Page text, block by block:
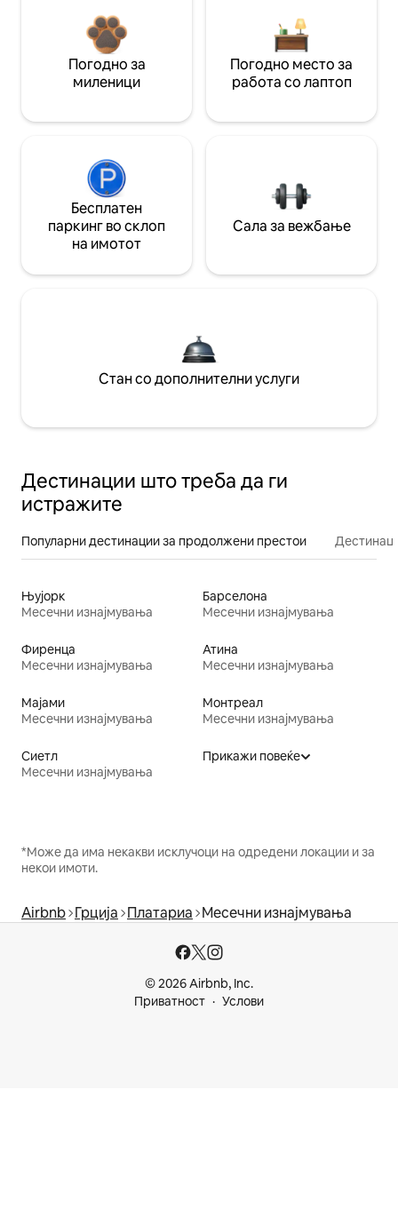
Погодно за
миленици
Погодно место за
работа со лаптоп
Бесплатен
паркинг во склоп
на имотот
Сала за вежбање
Стан со дополнителни услуги
Дестинации што треба да ги
истражите
Популарни дестинации за продолжени престои
Њујорк
Месечни изнајмувања
Барселона
Месечни изнајмувања
Фиренца
Месечни изнајмувања
Атина
Месечни изнајмувања
Мајами
Месечни изнајмувања
Монтреал
Месечни изнајмувања
Сиетл
Месечни изнајмувања
Прикажи повеќе
*Може да има некакви исклучоци на одредени локации и за
некои имоти.
Airbnb Грција Платариа Месечни изнајмувања
© 2026 Airbnb, Inc.
Приватност
Услови